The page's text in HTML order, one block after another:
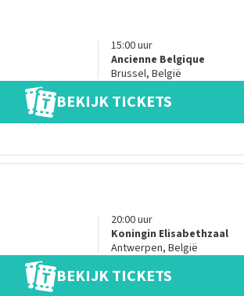
15:00uur
Ancienne Belgique
Brussel, België
BEKIJK TICKETS
20:00uur
Koningin Elisabethzaal
Antwerpen, België
BEKIJK TICKETS